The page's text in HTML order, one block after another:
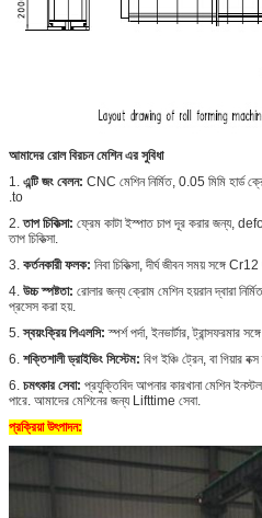
আমাদের রোল বিরচন মেশিন এর সুবিধা
1. এন্টি জং বেলন: CNC মেশিন নির্মিত, 0.05 মিমি হার্ড
.to
2.তাপ চিকিত্সা: ফ্রেম কাটা ইস্পাত চাপ দূর করার জন্য,
তাপ চিকিত্সা.
3. কর্তনকারী ফলক: নিবা চিকিত্সা, দীর্ঘ জীবন সময় সঙ্গে
4. উচ্চ স্পষ্টতা: রোলার জন্য ক্রোম মেশিন হয়রান দ্বারা
প্রসেস করা হয়.
5.স্বয়ংক্রিয়পিএলসি: স্পর্শ পর্দা, ইনভার্টার, ট্রান্সফরমার
6. শক্তিশালী ড্রাইভিং সিস্টেম: বিগ ইঞ্চি ট্রেন, বা গিয়ার
6. চমৎকার সেবা: প্রযুক্তিবিদ আপনার কারখানা মেশিন
পারে. আমাদের মেশিনের জন্য Lifttime সেবা.
প্রক্রিয়া উৎপাদন: